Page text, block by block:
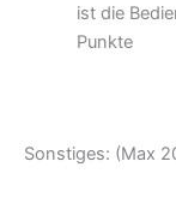
ist die
Punkte
Sonstiges: (Max